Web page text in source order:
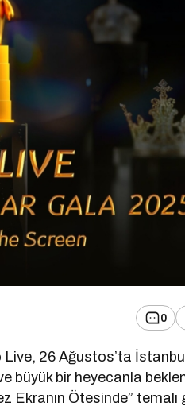
0
26 Ağustos’ta
bir heyecanla
Ekranın Ötesinde” temalı